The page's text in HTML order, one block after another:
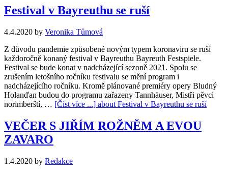
Festival v Bayreuthu se ruší
4.4.2020 by Veronika Tůmová
Z důvodu pandemie způsobené novým typem koronaviru se ruší
každoročně konaný festival v Bayreuthu Bayreuth Festspiele.
Festival se bude konat v nadcházející sezoně 2021. Spolu se
zrušením letošního ročníku festivalu se mění program i
nadcházejícího ročníku. Kromě plánované premiéry opery Bludný
Holanďan budou do programu zařazeny Tannhäuser, Mistři pěvci
norimberští, … [Číst více ...] about Festival v Bayreuthu se ruší
VEČER S JIŘÍM ROŽNĚM A EVOU
ZAVARO
1.4.2020 by Redakce